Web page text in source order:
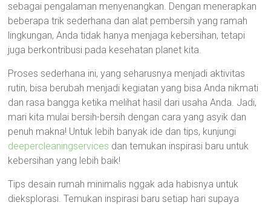
sebagai pengalaman menyenangkan. Dengan menerapkan
beberapa trik sederhana dan alat pembersih yang ramah
lingkungan, Anda tidak hanya menjaga kebersihan, tetapi
juga berkontribusi pada kesehatan planet kita.
Proses sederhana ini, yang seharusnya menjadi aktivitas
rutin, bisa berubah menjadi kegiatan yang bisa Anda nikmati
dan rasa bangga ketika melihat hasil dari usaha Anda. Jadi,
mari kita mulai bersih-bersih dengan cara yang asyik dan
penuh makna! Untuk lebih banyak ide dan tips, kunjungi
deepercleaningservices dan temukan inspirasi baru untuk
kebersihan yang lebih baik!
Tips desain rumah minimalis nggak ada habisnya untuk
dieksplorasi. Temukan inspirasi baru setiap hari supaya